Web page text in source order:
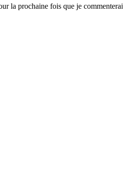
la prochaine fois que je